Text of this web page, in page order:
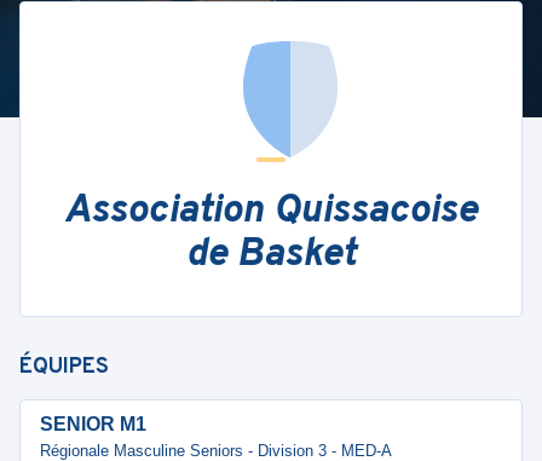
Association Quissacoise
de Basket
ÉQUIPES
SENIOR M1
Régionale Masculine Seniors - Division 3 - MED-A